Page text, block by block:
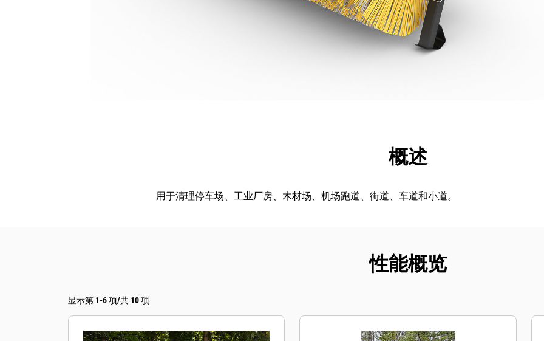
展示
概述
用于清理停车场、工业厂房、木材场、机场跑道、街道、车道和小道。
性能概览
显示第 1-6 项/共 10 项